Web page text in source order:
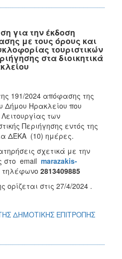
για την έκδοση
με τους όρους και
τουριστικών
στα διοικητικά
191/2024 απόφασης της
Δήμου Ηρακλείου που
των
Περιήγησης εντός της
ΔΈΚΑ (10) ημέρες.
σχετικά με την
στο email marazakis-
2813409885
ορίζεται στις 27/4/2024 .
ΔΗΜΟΤΙΚΗΣ ΕΠΙΤΡΟΠΗΣ